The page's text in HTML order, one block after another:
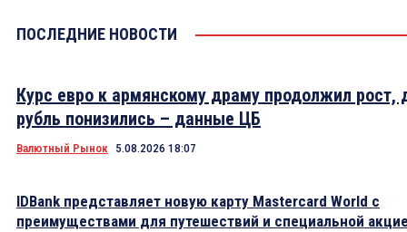
ПОСЛЕДНИЕ НОВОСТИ
Курс евро к армянскому драму продолжил рост,
рубль понизились – данные ЦБ
Валютный Рынок 5.08.2026 18:07
IDBank представляет новую карту Mastercard World с
преимуществами для путешествий и специальной